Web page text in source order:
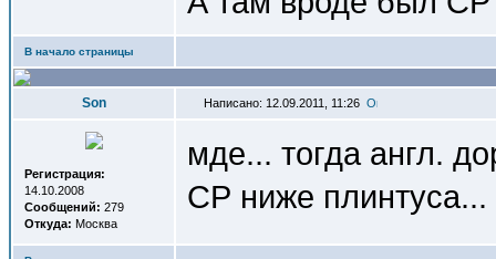
В начало страницы
Son Написано: 12.09.2011, 11:26
Регистрация:
14.10.2008
Сообщений: 279
Откуда: Москва
мде... тогда англ.
СР ниже плинтуса...